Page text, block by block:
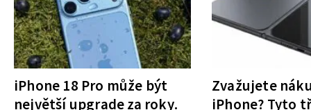
iPhone 18 Pro může být
největší upgrade za roky.
Zvažujete
iPhone? Tyto